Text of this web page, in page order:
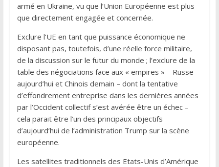
armé en Ukraine, vu que l’Union Européenne est plus
que directement engagée et concernée.
Exclure l’UE en tant que puissance économique ne
disposant pas, toutefois, d’une réelle force militaire,
de la discussion sur le futur du monde ; l’exclure de la
table des négociations face aux « empires » – Russe
aujourd’hui et Chinois demain – dont la tentative
d’effondrement entreprise dans les dernières années
par l’Occident collectif s’est avérée être un échec –
cela parait être l’un des principaux objectifs
d’aujourd’hui de l’administration Trump sur la scène
européenne.
Les satellites traditionnels des Etats-Unis d’Amérique